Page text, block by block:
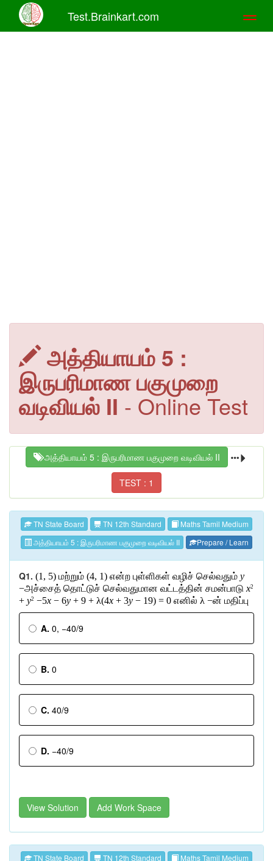
Test.Brainkart.com
அத்தியாயம் 5 :
இருபரிமாண பகுமுறை
வடிவியல் II - Online Test
அத்தியாயம் 5 : இருபரிமாண பகுமுறை வடிவியல் II
TEST : 1
TN State Board TN 12th Standard
Maths Tamil Medium
அத்தியாயம் 5 : இருபரிமாண பகுமுறை வடிவியல் II
Prepare / Learn
Q1. (1, 5) மற்றும் (4, 1) என்ற புள்ளிகள் வழிச் செல்வதும் y
−அச்சைத் தொட்டுச் செல்வதுமான வட்டத்தின் சமன்பாடு x2
+ y2 −5x − 6y + 9 + λ(4x + 3y − 19) = 0 எனில் λ −ன் மதிப்பு
A. 0, −40/9
B. 0
C. 40/9
D. −40/9
View Solution Add Work Space
TN State Board TN 12th Standard
Maths Tamil Medium